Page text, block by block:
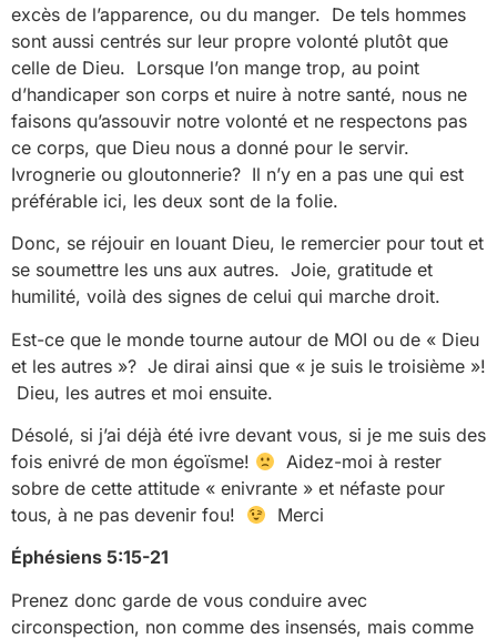
excès de l’apparence, ou du manger. De tels hommes
sont aussi centrés sur leur propre volonté plutôt que
celle de Dieu. Lorsque l’on mange trop, au point
d’handicaper son corps et nuire à notre santé, nous ne
faisons qu’assouvir notre volonté et ne respectons pas
ce corps, que Dieu nous a donné pour le servir.
Ivrognerie ou gloutonnerie? Il n’y en a pas une qui est
préférable ici, les deux sont de la folie.
Donc, se réjouir en louant Dieu, le remercier pour tout et
se soumettre les uns aux autres. Joie, gratitude et
humilité, voilà des signes de celui qui marche droit.
Est-ce que le monde tourne autour de MOI ou de « Dieu
et les autres »? Je dirai ainsi que « je suis le troisième »!
Dieu, les autres et moi ensuite.
Désolé, si j’ai déjà été ivre devant vous, si je me suis des
fois enivré de mon égoïsme!
Aidez-moi à rester
sobre de cette attitude « enivrante » et néfaste pour
tous, à ne pas devenir fou!
Merci
Éphésiens 5:15-21
Prenez donc garde de vous conduire avec
circonspection, non comme des insensés, mais comme